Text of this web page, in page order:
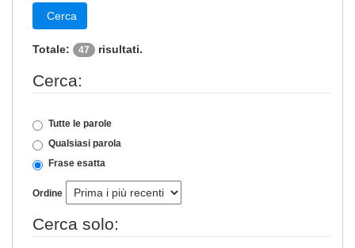
Cerca
Totale: 47 risultati.
Cerca:
Tutte le parole
Qualsiasi parola
Frase esatta
Ordine
Cerca solo: